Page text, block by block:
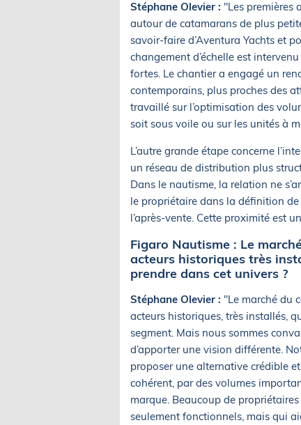
Stéphane Olevier : "Les premières
autour de catamarans de plus
savoir-faire d’Aventura Yachts et
changement d’échelle est
fortes. Le chantier a engagé un
contemporains, plus proches des
travaillé sur l’optimisation des
soit sous voile ou sur les unités à
L’autre grande étape concerne
un réseau de distribution plus
Dans le nautisme, la relation ne
le propriétaire dans la définition
l’après-vente. Cette proximité est
Figaro Nautisme : Le
acteurs historiques très
prendre dans cet univers ?
Stéphane Olevier : "Le marché du
acteurs historiques, très installés,
segment. Mais nous sommes
d’apporter une vision différente.
proposer une alternative crédible
cohérent, par des volumes
marque. Beaucoup de
seulement fonctionnels, mais qui